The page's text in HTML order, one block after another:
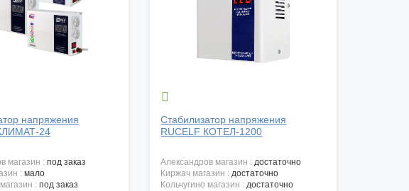
напряжения
24
магазин : под заказ
: мало
магазин : под заказ

Стабилизатор напряжения
RUCELF КОТЕЛ-1200
александров магазин :достаточно
киржач магазин :достаточно
кольчугино магазин :достаточно